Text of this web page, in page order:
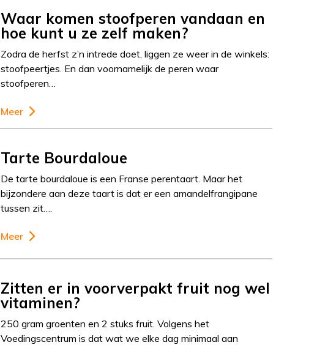
Waar komen stoofperen vandaan en
hoe kunt u ze zelf maken?
Zodra de herfst z’n intrede doet, liggen ze weer in de winkels:
stoofpeertjes. En dan voornamelijk de peren waar
stoofperen…
Meer
Tarte Bourdaloue
De tarte bourdaloue is een Franse perentaart. Maar het
bijzondere aan deze taart is dat er een amandelfrangipane
tussen zit….
Meer
Zitten er in voorverpakt fruit nog wel
vitaminen?
250 gram groenten en 2 stuks fruit. Volgens het
Voedingscentrum is dat wat we elke dag minimaal aan